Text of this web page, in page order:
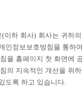
이하 회사) 회사는 귀하
인정보보호방침을 통하
을 홈페이지 첫 화면에
의 지속적인 개선을 위
도록 하고 있습니다.